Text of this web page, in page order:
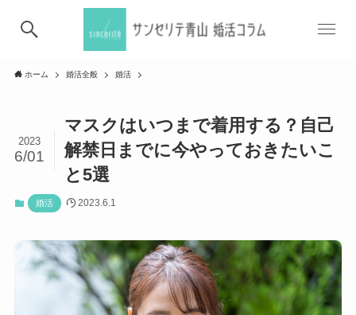
ホーム 婚活全般 婚活
マスクはいつまで着用する？自己
解禁日までに今やっておきたいこ
と5選
2023
6/01
婚活 2023.6.1